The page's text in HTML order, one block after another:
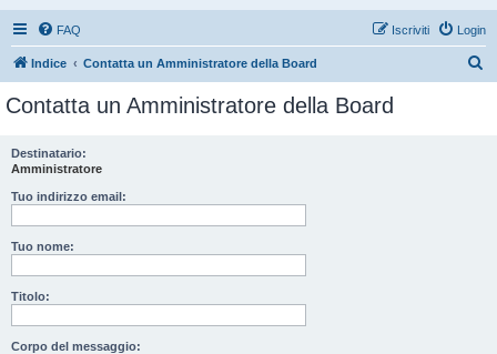
FAQ Login
Iscriviti
Indice Contatta un Amministratore della Board
Contatta un Amministratore della Board
Destinatario:
Amministratore
Tuo indirizzo email:
Tuo nome:
Titolo:
Corpo del messaggio: